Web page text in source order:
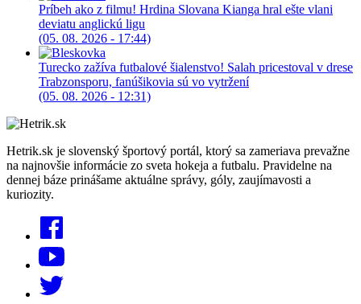
Príbeh ako z filmu! Hrdina Slovana Kianga hral ešte vlani
deviatu anglickú ligu
(05. 08. 2026 - 17:44)
Turecko zažíva futbalové šialenstvo! Salah pricestoval v drese
Trabzonsporu, fanúšikovia sú vo vytržení
(05. 08. 2026 - 12:31)
Hetrik.sk je slovenský športový portál, ktorý sa zameriava prevažne
na najnovšie informácie zo sveta hokeja a futbalu. Pravidelne na
dennej báze prinášame aktuálne správy, góly, zaujímavosti a
kuriozity.